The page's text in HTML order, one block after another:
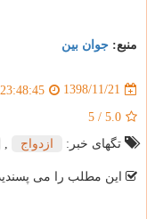
منبع: جوان بین
1398/11/21
23:48:45
5.0
/
5
تگهای خبر:
ازدواج
این مطلب را می